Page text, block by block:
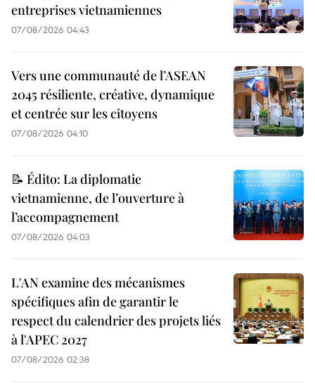
entreprises vietnamiennes
07/08/2026 04:43
Vers une communauté de l’ASEAN
2045 résiliente, créative, dynamique
et centrée sur les citoyens
07/08/2026 04:10
📝 Édito: La diplomatie
vietnamienne, de l’ouverture à
l’accompagnement
07/08/2026 04:03
L'AN examine des mécanismes
spécifiques afin de garantir le
respect du calendrier des projets liés
à l'APEC 2027
07/08/2026 02:38